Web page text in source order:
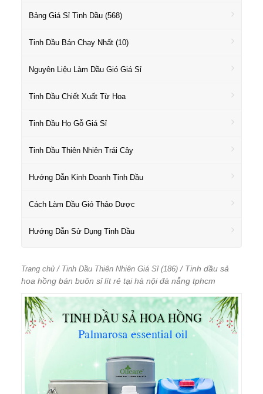
Bảng Giá Sỉ Tinh Dầu (568)
Tinh Dầu Bán Chạy Nhất (10)
Nguyên Liệu Làm Dầu Gió Giá Sỉ
Tinh Dầu Chiết Xuất Từ Hoa
Tinh Dầu Họ Gỗ Giá Sỉ
Tinh Dầu Thiên Nhiên Trái Cây
Hướng Dẫn Kinh Doanh Tinh Dầu
Cách Làm Dầu Gió Thảo Dược
Hướng Dẫn Sử Dụng Tinh Dầu
Trang chủ / Tinh Dầu Thiên Nhiên Giá Sỉ (186) / Tinh dầu sả
hoa hồng bán buôn sỉ lít rẻ tại hà nội đà nẵng tphcm